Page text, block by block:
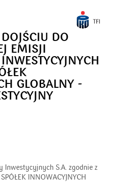
DO
EMISJI
GLOBALNY -
Inwestycyjnych S.A. zgodnie z
INNOWACYJNYCH